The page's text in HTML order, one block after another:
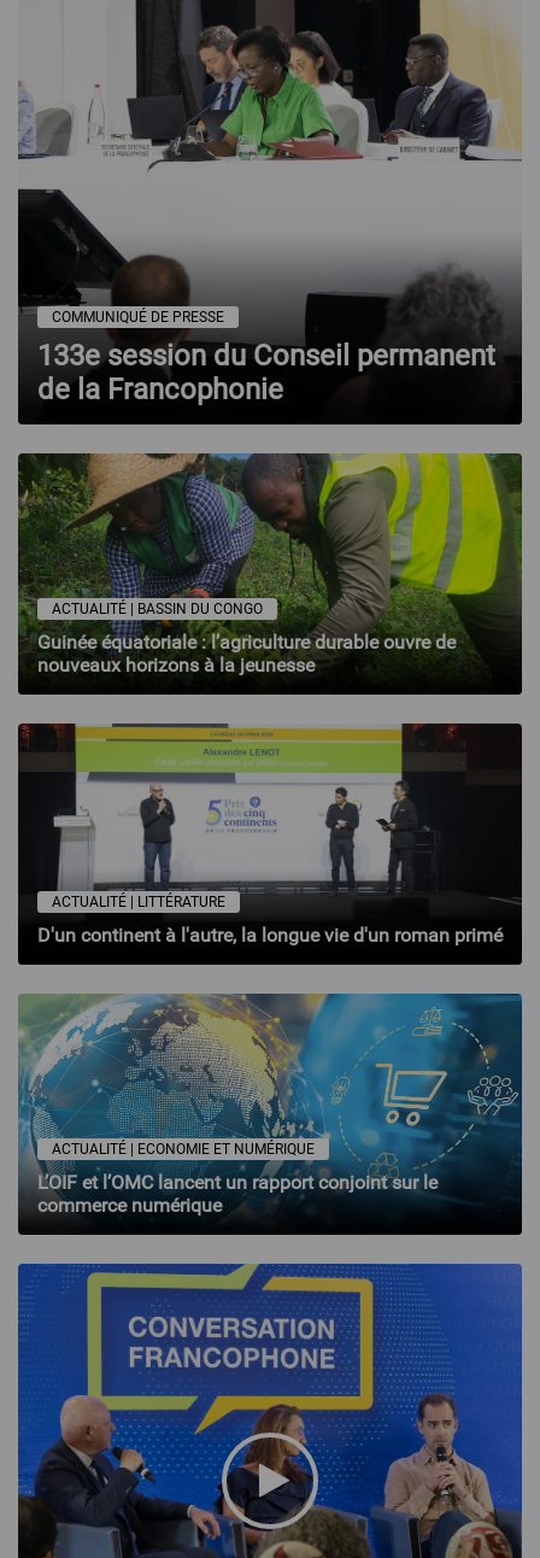
COMMUNIQUÉ DE PRESSE
133e session du Conseil permanent
de la Francophonie
ACTUALITÉ | BASSIN DU CONGO
Guinée équatoriale : l’agriculture durable ouvre de
nouveaux horizons à la jeunesse
ACTUALITÉ | LITTÉRATURE
D'un continent à l'autre, la longue vie d'un roman primé
ACTUALITÉ | ECONOMIE ET NUMÉRIQUE
L’OIF et l’OMC lancent un rapport conjoint sur le
commerce numérique